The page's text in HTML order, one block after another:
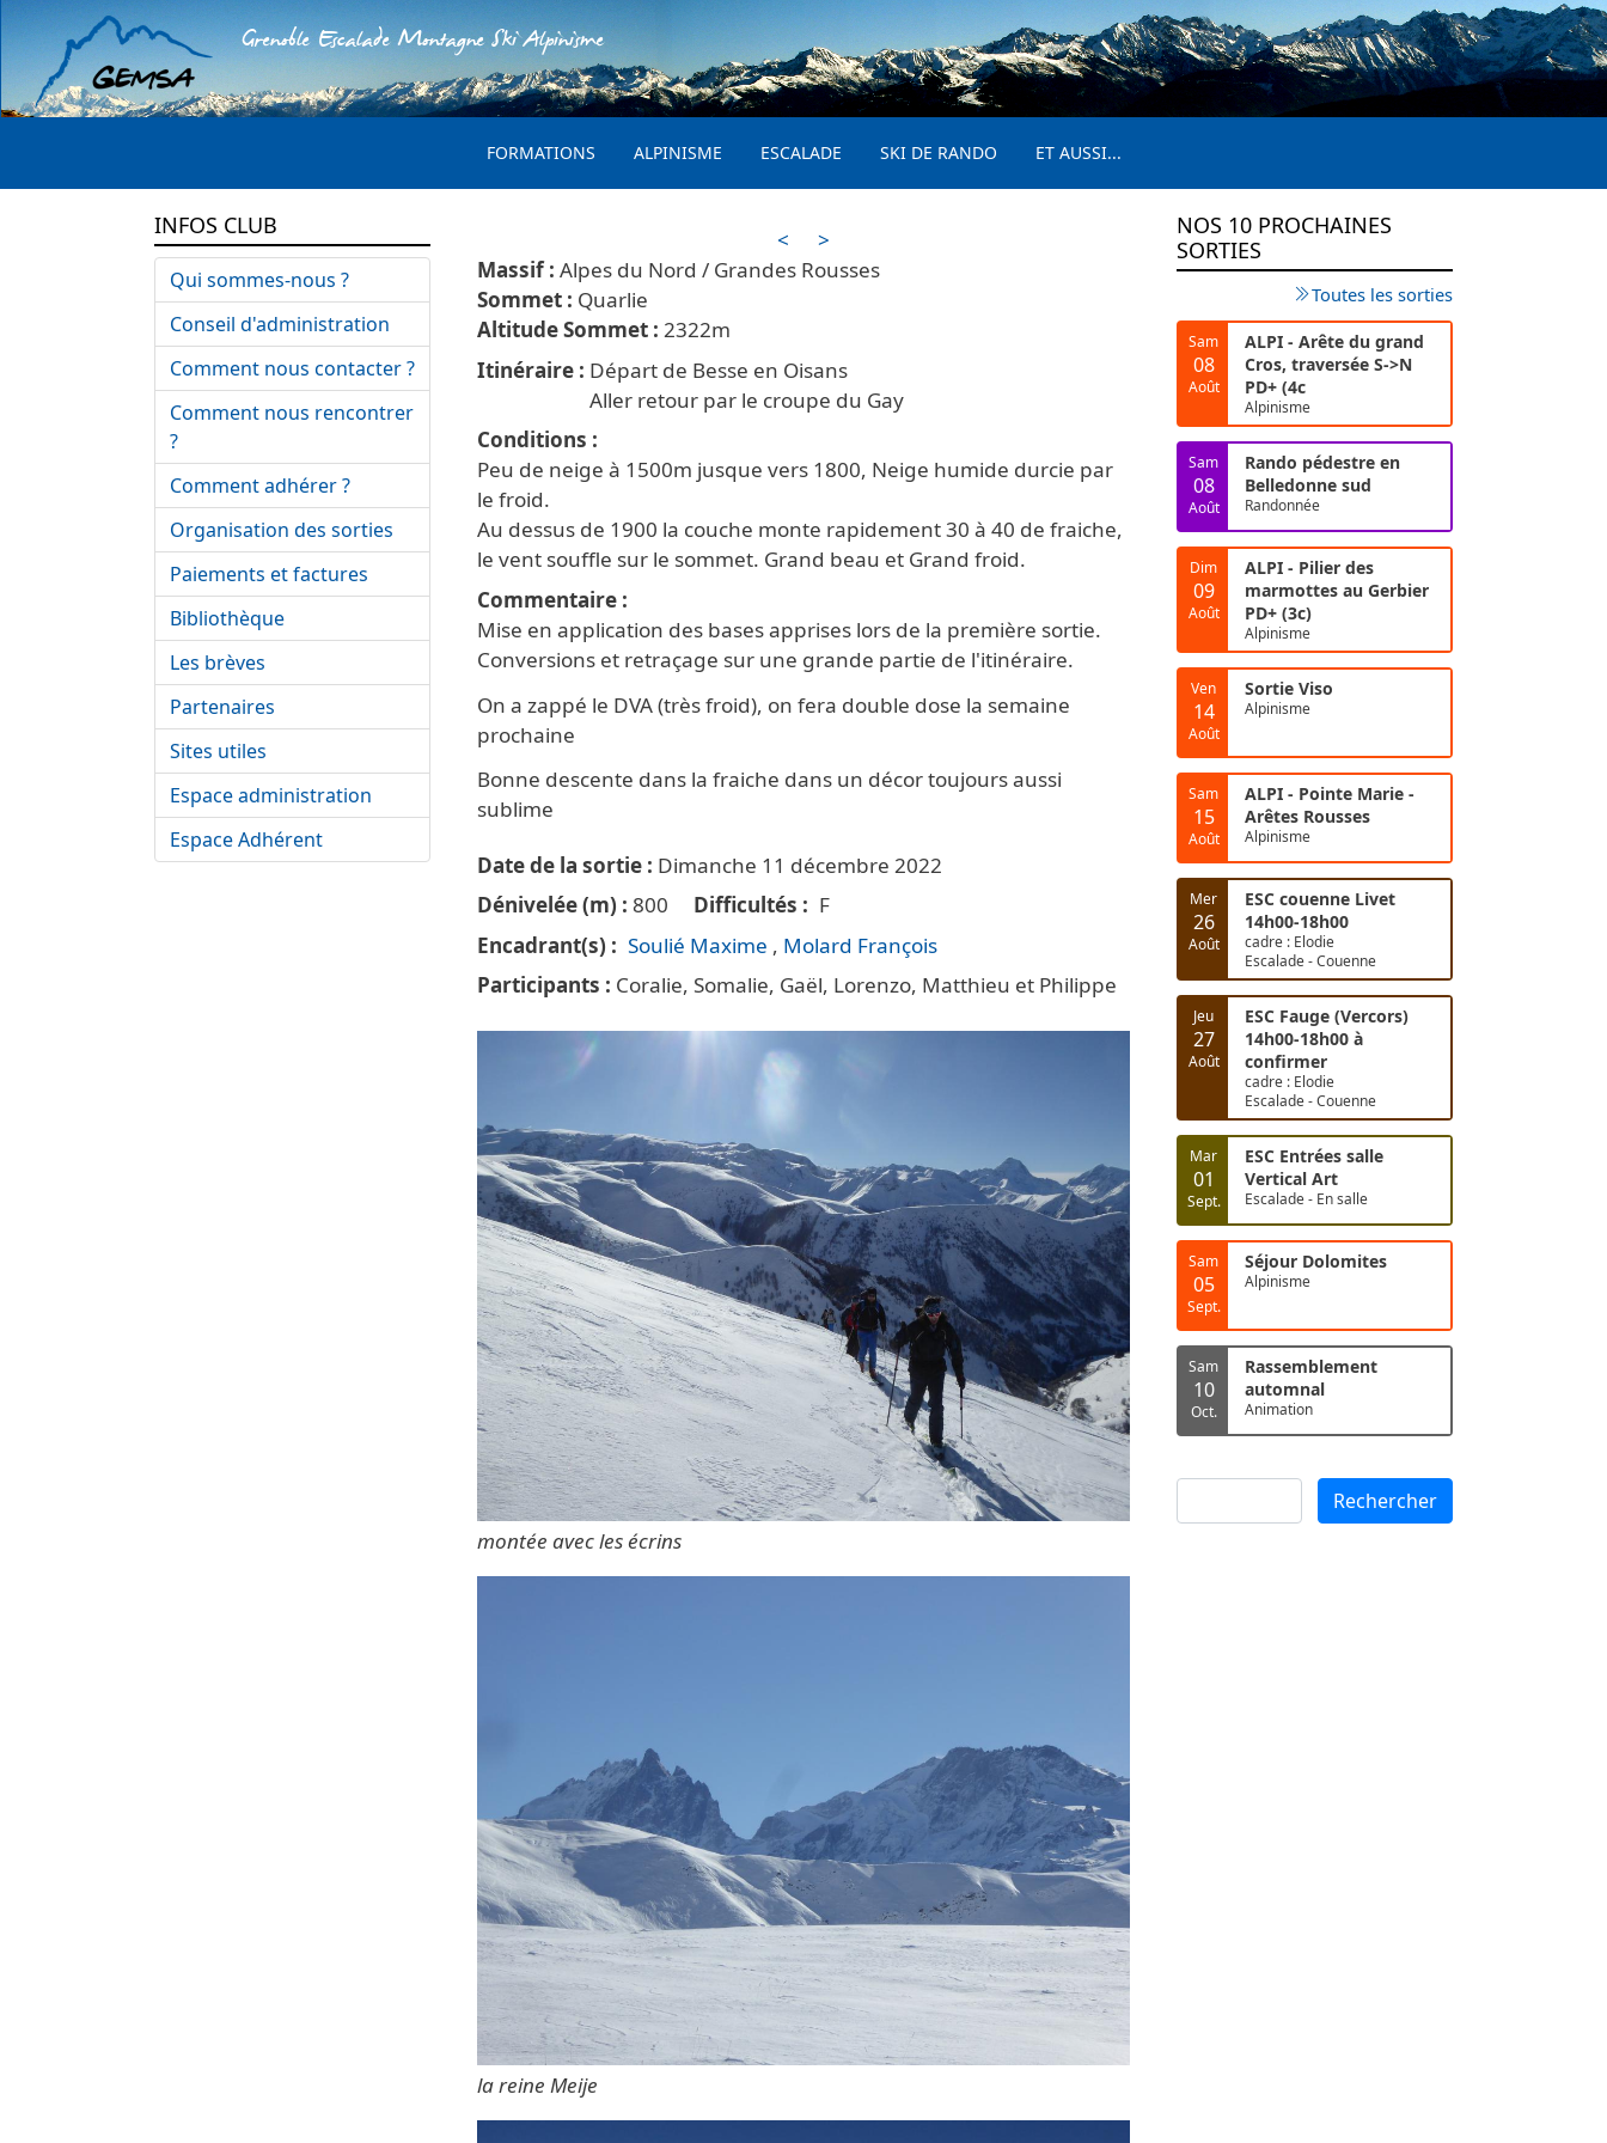
Aller au contenu principal
Grenoble Escalade Montagne Ski Alpinisme
FORMATIONS ALPINISME ESCALADE SKI DE RANDO ET AUSSI...
<
>
Alpes du Nord / Grandes Rousses
Quarlie
2322
Itinéraire
Départ de Besse en Oisans
Aller retour par le croupe du Gay
Conditions
Peu de neige à 1500m jusque vers 1800, Neige humide durcie par
le froid.
Au dessus de 1900 la couche monte rapidement 30 à 40 de fraiche,
le vent souffle sur le sommet. Grand beau et Grand froid.
Commentaire
Mise en application des bases apprises lors de la première sortie.
Conversions et retraçage sur une grande partie de l'itinéraire.
On a zappé le DVA (très froid), on fera double dose la semaine
prochaine
Bonne descente dans la fraiche dans un décor toujours aussi
sublime
Date de la sortie
Dimanche 11 décembre 2022
Dénivelée (m)
800 Difficultés
F
Encadrant(s)
Soulié Maxime
Molard François
Participants
Coralie, Somalie, Gaël, Lorenzo, Matthieu et Philippe
montée avec les écrins
la reine Meije
INFOS CLUB
Qui sommes-nous ?
Conseil d'administration
Comment nous contacter ?
Comment nous rencontrer
?
Comment adhérer ?
Organisation des sorties
Paiements et factures
Bibliothèque
Les brèves
Partenaires
Sites utiles
Espace administration
Espace Adhérent
NOS 10 PROCHAINES
SORTIES
Toutes les sorties
Sam
08
Août
ALPI - Arête du grand
Cros, traversée S->N
PD+ (4c
Alpinisme
Sam
08
Août
Rando pédestre en
Belledonne sud
Randonnée
Dim
09
Août
ALPI - Pilier des
marmottes au Gerbier
PD+ (3c)
Alpinisme
Ven
14
Août
Sortie Viso
Alpinisme
Sam
15
Août
ALPI - Pointe Marie -
Arêtes Rousses
Alpinisme
Mer
26
Août
ESC couenne Livet
14h00-18h00
cadre : Elodie
Escalade - Couenne
Jeu
27
Août
ESC Fauge (Vercors)
14h00-18h00 à
confirmer
cadre : Elodie
Escalade - Couenne
Mar
01
Sept.
ESC Entrées salle
Vertical Art
Escalade - En salle
Sam
05
Sept.
Séjour Dolomites
Alpinisme
Sam
10
Oct.
Rassemblement
automnal
Animation
Rechercher Rechercher